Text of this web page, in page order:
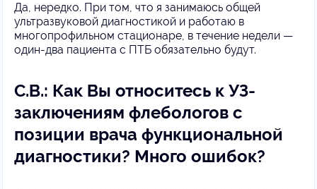
Да, нередко. При том, что я занимаюсь общей
ультразвуковой диагностикой и работаю в
многопрофильном стационаре, в течение недели —
один-два пациента с ПТБ обязательно будут.
С.В.: Как Вы относитесь к УЗ-
заключениям флебологов с
позиции врача функциональной
диагностики? Много ошибок?